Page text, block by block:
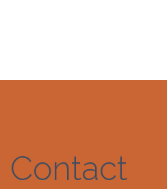
Contact